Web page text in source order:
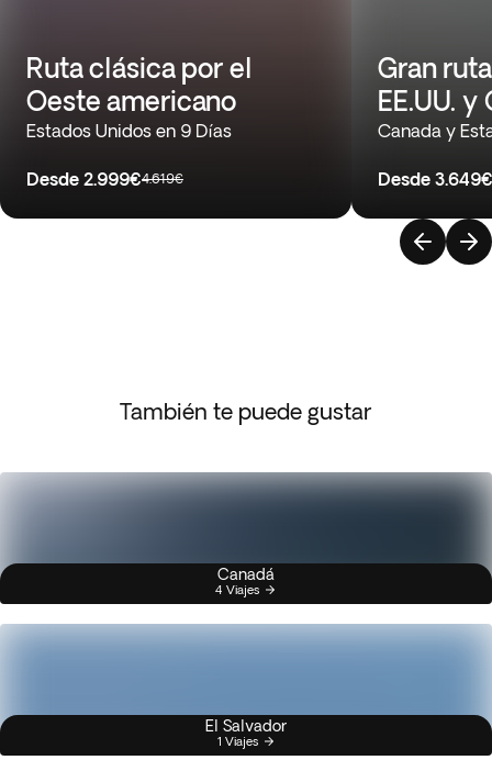
Ruta clásica por el
Oeste americano
Estados Unidos en 9 Días
Desde 2.999€4.619€
Gran
EE.UU. y
Canada y
Desde 3.649€
También te puede gustar
Canadá
4 Viajes
El Salvador
1 Viajes